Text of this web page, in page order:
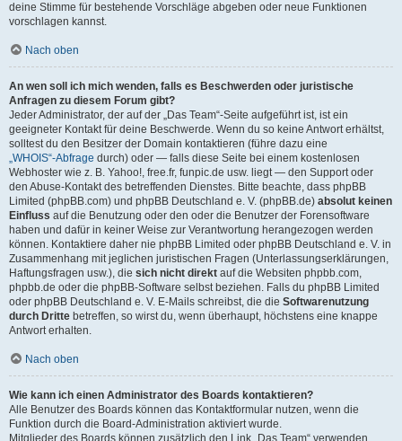
deine Stimme für bestehende Vorschläge abgeben oder neue Funktionen
vorschlagen kannst.
Nach oben
An wen soll ich mich wenden, falls es Beschwerden oder juristische
Anfragen zu diesem Forum gibt?
Jeder Administrator, der auf der „Das Team“-Seite aufgeführt ist, ist ein
geeigneter Kontakt für deine Beschwerde. Wenn du so keine Antwort erhältst,
solltest du den Besitzer der Domain kontaktieren (führe dazu eine
„WHOIS“-Abfrage durch) oder — falls diese Seite bei einem kostenlosen
Webhoster wie z. B. Yahoo!, free.fr, funpic.de usw. liegt — den Support oder
den Abuse-Kontakt des betreffenden Dienstes. Bitte beachte, dass phpBB
Limited (phpBB.com) und phpBB Deutschland e. V. (phpBB.de) absolut keinen
Einfluss auf die Benutzung oder den oder die Benutzer der Forensoftware
haben und dafür in keiner Weise zur Verantwortung herangezogen werden
können. Kontaktiere daher nie phpBB Limited oder phpBB Deutschland e. V. in
Zusammenhang mit jeglichen juristischen Fragen (Unterlassungserklärungen,
Haftungsfragen usw.), die sich nicht direkt auf die Websiten phpbb.com,
phpbb.de oder die phpBB-Software selbst beziehen. Falls du phpBB Limited
oder phpBB Deutschland e. V. E-Mails schreibst, die die Softwarenutzung
durch Dritte betreffen, so wirst du, wenn überhaupt, höchstens eine knappe
Antwort erhalten.
Nach oben
Wie kann ich einen Administrator des Boards kontaktieren?
Alle Benutzer des Boards können das Kontaktformular nutzen, wenn die
Funktion durch die Board-Administration aktiviert wurde.
Mitglieder des Boards können zusätzlich den Link „Das Team“ verwenden.